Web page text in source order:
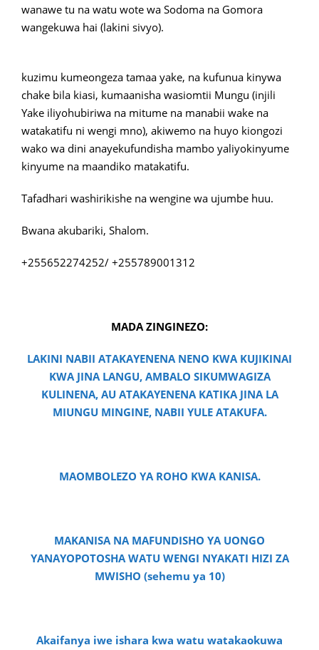
wanawe tu na watu wote wa Sodoma na Gomora
wangekuwa hai (lakini sivyo).
kuzimu kumeongeza tamaa yake, na kufunua kinywa
chake bila kiasi, kumaanisha wasiomtii Mungu (injili
Yake iliyohubiriwa na mitume na manabii wake na
watakatifu ni wengi mno), akiwemo na huyo kiongozi
wako wa dini anayekufundisha mambo yaliyokinyume
kinyume na maandiko matakatifu.
Tafadhari washirikishe na wengine wa ujumbe huu.
Bwana akubariki, Shalom.
+255652274252/ +255789001312
MADA ZINGINEZO:
LAKINI NABII ATAKAYENENA NENO KWA KUJIKINAI
KWA JINA LANGU, AMBALO SIKUMWAGIZA
KULINENA, AU ATAKAYENENA KATIKA JINA LA
MIUNGU MINGINE, NABII YULE ATAKUFA.
MAOMBOLEZO YA ROHO KWA KANISA.
MAKANISA NA MAFUNDISHO YA UONGO
YANAYOPOTOSHA WATU WENGI NYAKATI HIZI ZA
MWISHO (sehemu ya 10)
Akaifanya iwe ishara kwa watu watakaokuwa